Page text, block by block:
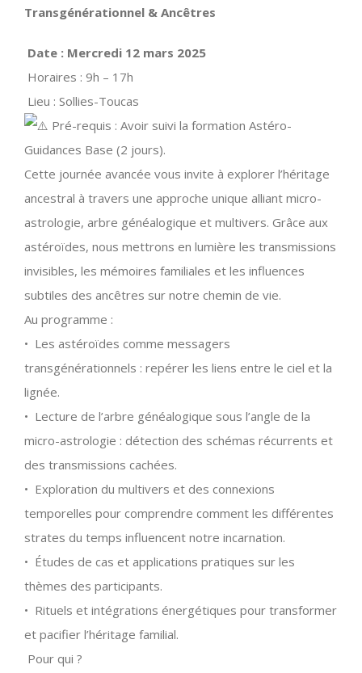
Transgénérationnel & Ancêtres
Date : Mercredi 12 mars 2025
Horaires : 9h – 17h
Lieu : Sollies-Toucas
Pré-requis : Avoir suivi la formation Astéro-
Guidances Base (2 jours).
Cette journée avancée vous invite à explorer l’héritage
ancestral à travers une approche unique alliant micro-
astrologie, arbre généalogique et multivers. Grâce aux
astéroïdes, nous mettrons en lumière les transmissions
invisibles, les mémoires familiales et les influences
subtiles des ancêtres sur notre chemin de vie.
Au programme :
• Les astéroïdes comme messagers
transgénérationnels : repérer les liens entre le ciel et la
lignée.
• Lecture de l’arbre généalogique sous l’angle de la
micro-astrologie : détection des schémas récurrents et
des transmissions cachées.
• Exploration du multivers et des connexions
temporelles pour comprendre comment les différentes
strates du temps influencent notre incarnation.
• Études de cas et applications pratiques sur les
thèmes des participants.
• Rituels et intégrations énergétiques pour transformer
et pacifier l’héritage familial.
Pour qui ?